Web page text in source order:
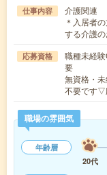
仕事内容
介護関連
＊入居者
する介護
応募資格
職種未経
要
無資格・
不要です▽
職場の雰囲気
年齢層
20代